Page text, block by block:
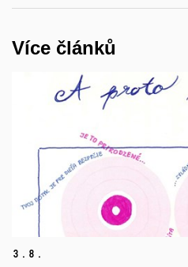
Více článků
3. 8.